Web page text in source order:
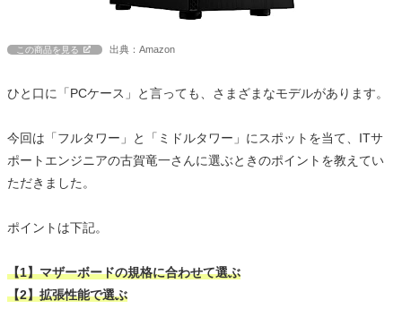
この商品を見る 出典：Amazon
ひと口に「PCケース」と言っても、さまざまなモデルがあります。
今回は「フルタワー」と「ミドルタワー」にスポットを当て、ITサ
ポートエンジニアの古賀竜一さんに選ぶときのポイントを教えてい
ただきました。
ポイントは下記。
【1】マザーボードの規格に合わせて選ぶ
【2】拡張性能で選ぶ